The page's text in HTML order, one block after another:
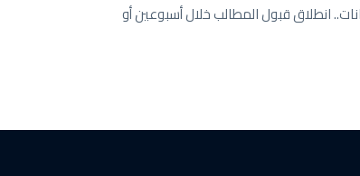
انطلاق قبول المطالب خلال أسبوعين أو